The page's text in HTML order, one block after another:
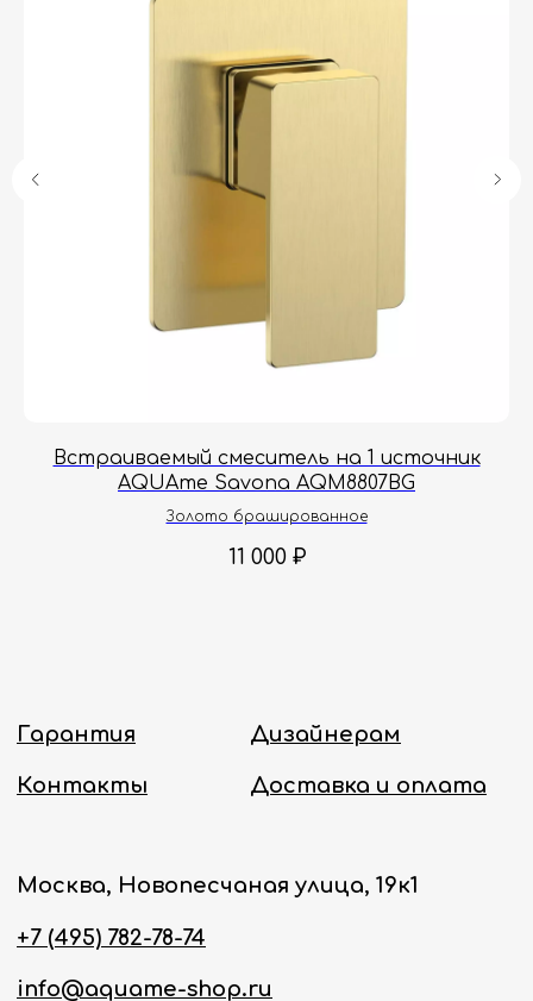
Встраиваемый смеситель на 1 источник
AQUAme Savona AQM8807BG
Золото брашированное
11 000 ₽
Доставка и оплата
Москва, Новопесчаная улица, 19к1
Политика конфиденциальности